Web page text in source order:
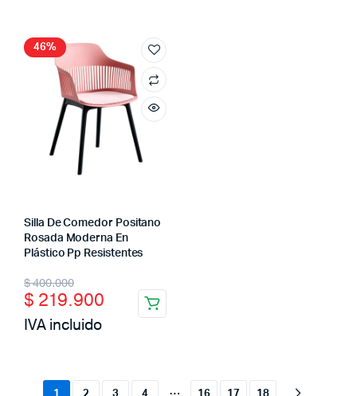
was:
$ 400.000.
is:
$ 219.900.
was:
is:
46%
Silla De Comedor Positano
Rosada Moderna En
Plástico Pp Resistentes
$400.000
Original
price
was:
$ 219.900
Current
price
is:
IVA incluido
1 2 3 4 … 16 17 18